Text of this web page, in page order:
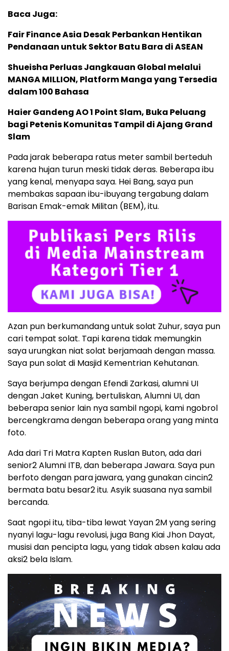
Baca Juga:
Fair Finance Asia Desak Perbankan Hentikan
Pendanaan untuk Sektor Batu Bara di ASEAN
Shueisha Perluas Jangkauan Global melalui
MANGA MILLION, Platform Manga yang Tersedia
dalam 100 Bahasa
Haier Gandeng AO 1 Point Slam, Buka Peluang
bagi Petenis Komunitas Tampil di Ajang Grand
Slam
Pada jarak beberapa ratus meter sambil berteduh
karena hujan turun meski tidak deras. Beberapa ibu
yang kenal, menyapa saya. Hei Bang, saya pun
membakas sapaan ibu-ibuyang tergabung dalam
Barisan Emak-emak Militan (BEM), itu.
Azan pun berkumandang untuk solat Zuhur, saya pun
cari tempat solat. Tapi karena tidak memungkin
saya urungkan niat solat berjamaah dengan massa.
Saya pun solat di Masjid Kementrian Kehutanan.
Saya berjumpa dengan Efendi Zarkasi, alumni UI
dengan Jaket Kuning, bertuliskan, Alumni UI, dan
beberapa senior lain nya sambil ngopi, kami ngobrol
bercengkrama dengan beberapa orang yang minta
foto.
Ada dari Tri Matra Kapten Ruslan Buton, ada dari
senior2 Alumni ITB, dan beberapa Jawara. Saya pun
berfoto dengan para jawara, yang gunakan cincin2
bermata batu besar2 itu. Asyik suasana nya sambil
bercanda.
Saat ngopi itu, tiba-tiba lewat Yayan 2M yang sering
nyanyi lagu-lagu revolusi, juga Bang Kiai Jhon Dayat,
musisi dan pencipta lagu, yang tidak absen kalau ada
aksi2 bela Islam.